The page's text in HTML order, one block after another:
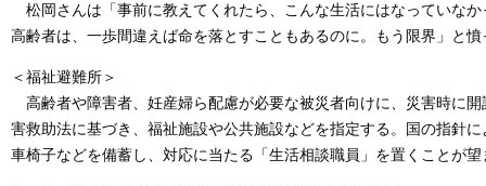
松岡さんは「事前に教えてくれたら、こんな生活にはなっていな
高齢者は、一歩間違えば命を落とすこともあるのに。もう限界」と憤
＜福祉避難所＞
高齢者や障害者、妊産婦ら配慮が必要な被災者向けに、災害時に
害救助法に基づき、福祉施設や公共施設などを指定する。国の指針
車椅子などを備蓄し、対応に当たる「生活相談職員」を置くことが